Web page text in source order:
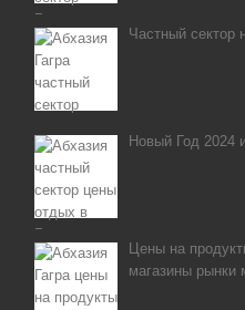
Частный сектор
Новый Год 2024
Цены на
магазины рынки